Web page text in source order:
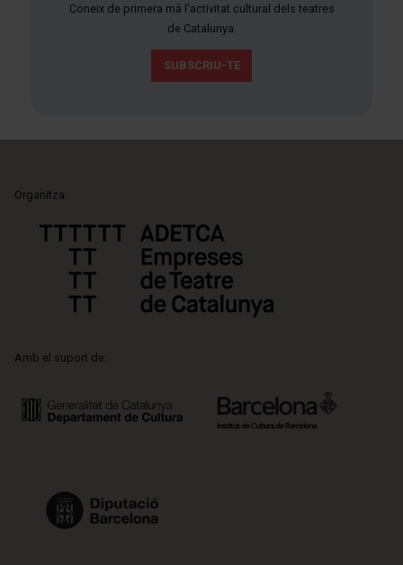
Coneix de primera mà l'activitat cultural dels teatres
de Catalunya.
SUBSCRIU-TE
Organitza:
Amb el suport de: